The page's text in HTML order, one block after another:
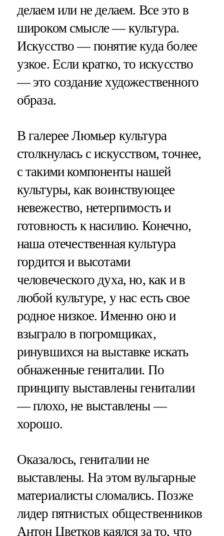
делаем или не делаем. Все это в
широком смысле — культура.
Искусство — понятие куда более
узкое. Если кратко, то искусство
— это создание художественного
образа.
В галерее Люмьер культура
столкнулась с искусством, точнее,
с такими компоненты нашей
культуры, как воинствующее
невежество, нетерпимость и
готовность к насилию. Конечно,
наша отечественная культура
гордится и высотами
человеческого духа, но, как и в
любой культуре, у нас есть свое
родное низкое. Именно оно и
взыграло в погромщиках,
ринувшихся на выставке искать
обнаженные гениталии. По
принципу выставлены гениталии
— плохо, не выставлены —
хорошо.
Оказалось, гениталии не
выставлены. На этом вульгарные
материалисты сломались. Позже
лидер пятнистых общественников
Антон Цветков каялся за то, что